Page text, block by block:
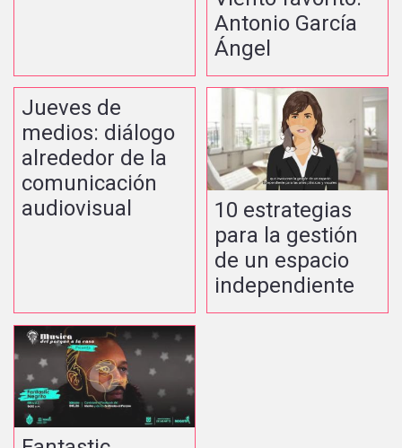
Antonio García
Ángel
Jueves de
medios: diálogo
alrededor de la
comunicación
audiovisual
10 estrategias
para la gestión
de un espacio
independiente